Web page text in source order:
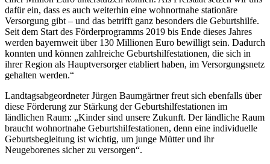
dafür ein, dass es auch weiterhin eine wohnortnahe stationäre
Versorgung gibt – und das betrifft ganz besonders die Geburtshilfe.
Seit dem Start des Förderprogramms 2019 bis Ende dieses Jahres
werden bayernweit über 130 Millionen Euro bewilligt sein. Dadurch
konnten und können zahlreiche Geburtshilfestationen, die sich in
ihrer Region als Hauptversorger etabliert haben, im Versorgungsnetz
gehalten werden.“
Landtagsabgeordneter Jürgen Baumgärtner freut sich ebenfalls über
diese Förderung zur Stärkung der Geburtshilfestationen im
ländlichen Raum: „Kinder sind unsere Zukunft. Der ländliche Raum
braucht wohnortnahe Geburtshilfestationen, denn eine individuelle
Geburtsbegleitung ist wichtig, um junge Mütter und ihr
Neugeborenes sicher zu versorgen“.